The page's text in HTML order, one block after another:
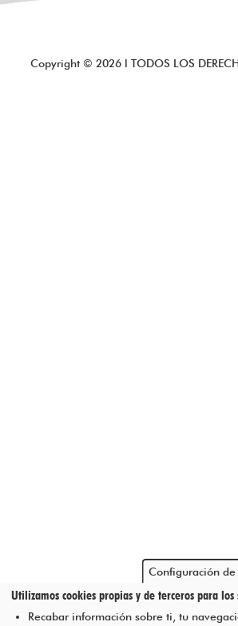
Copyright © 2026 l TODOS LOS
Configuración
Utilizamos cookies propias y de terceros para
Recabar información sobre ti, tu